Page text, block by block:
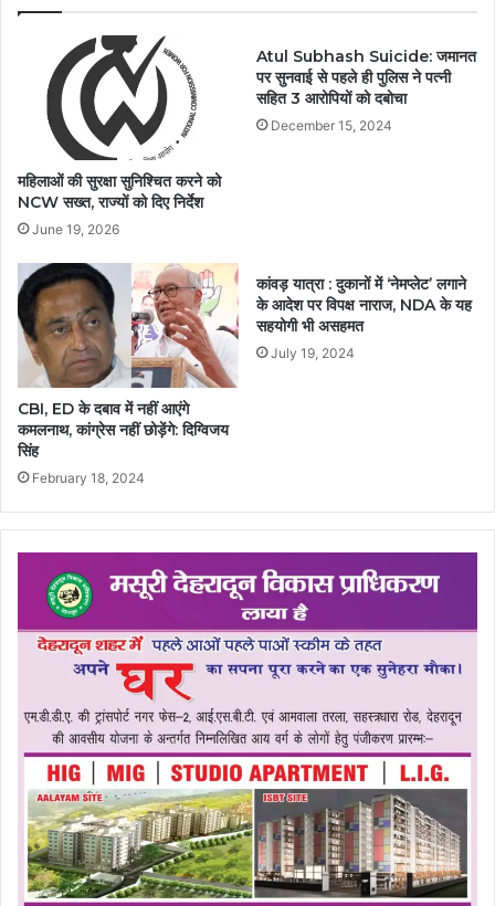
महिलाओं की सुरक्षा सुनिश्चित करने को
NCW सख्त, राज्यों को दिए निर्देश
June 19, 2026
Atul Subhash Suicide: जमानत
पर सुनवाई से पहले ही पुलिस ने पत्नी
सहित 3 आरोपियों को दबोचा
December 15, 2024
CBI, ED के दबाव में नहीं आएंगे
कमलनाथ, कांग्रेस नहीं छोड़ेंगे: दिग्विजय
सिंह
February 18, 2024
कांवड़ यात्रा : दुकानों में ‘नेमप्लेट’ लगाने
के आदेश पर विपक्ष नाराज, NDA के यह
सहयोगी भी असहमत
July 19, 2024